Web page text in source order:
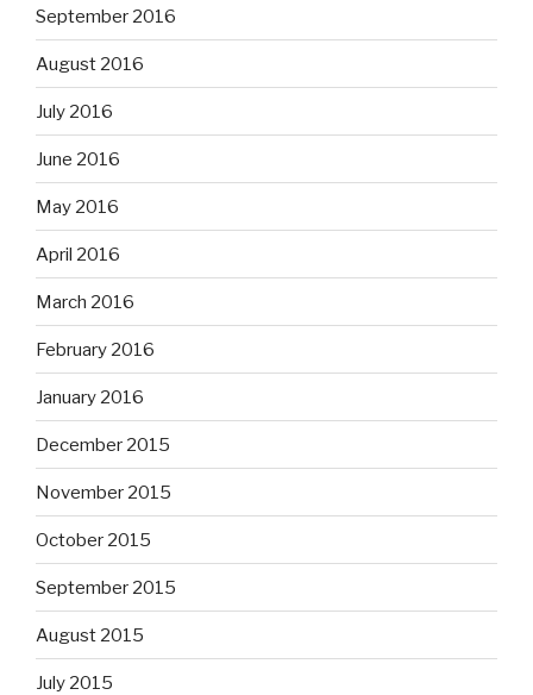
September 2016
August 2016
July 2016
June 2016
May 2016
April 2016
March 2016
February 2016
January 2016
December 2015
November 2015
October 2015
September 2015
August 2015
July 2015